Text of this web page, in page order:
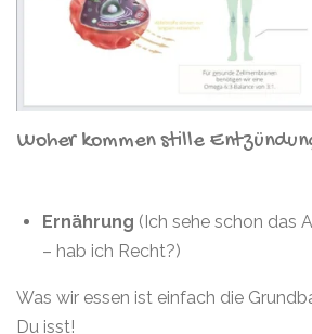
Woher kommen stille
Ernährung (Ich sehe schon das
– hab ich Recht?)
Was wir essen ist einfach die
Du isst!